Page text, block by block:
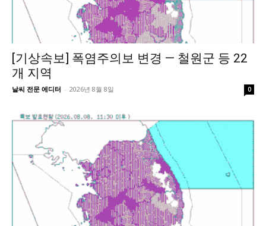
[기상속보] 폭염주의보 변경 — 철원군 등 22
개 지역
날씨 전문 에디터 - 2026년 8월 8일 0